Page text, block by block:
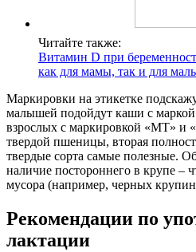
Читайте также:
Витамин D при
как для мамы, так и для
Маркировки на этикетке
малышей подойдут каши с
взрослых с маркировкой «МТ» и
твердой пшеницы, вторая
твердые сорта самые полезные.
наличие постороннего в крупе –
мусора (например, черных
Рекомендации по
лактации